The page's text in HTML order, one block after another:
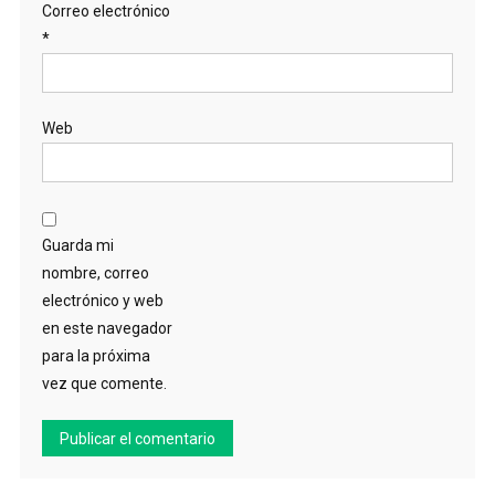
Correo electrónico
*
Web
Guarda mi
nombre, correo
electrónico y web
en este navegador
para la próxima
vez que comente.